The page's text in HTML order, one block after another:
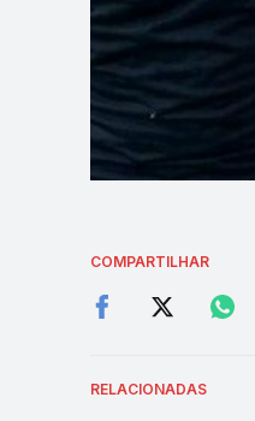
COMPARTILHAR
RELACIONADAS